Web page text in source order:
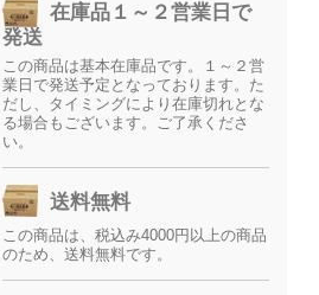
在庫品１～２営業日で
発送
この商品は基本在庫品です。１～２営
業日で発送予定となっております。た
だし、タイミングにより在庫切れとな
る場合もございます。ご了承くださ
い。
送料無料
この商品は、税込み4000円以上の商品
のため、送料無料です。